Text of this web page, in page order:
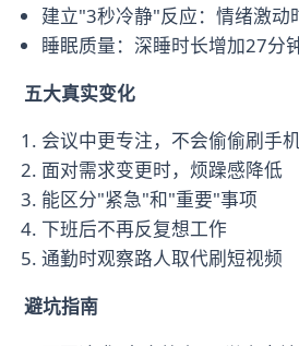
建立"3秒冷静"反应：情绪激动
睡眠质量：深睡时长增加27分
五大真实变化
会议中更专注，不会偷偷刷手
面对需求变更时，烦躁感降低
能区分"紧急"和"重要"事项
下班后不再反复想工作
通勤时观察路人取代刷短视频
避坑指南